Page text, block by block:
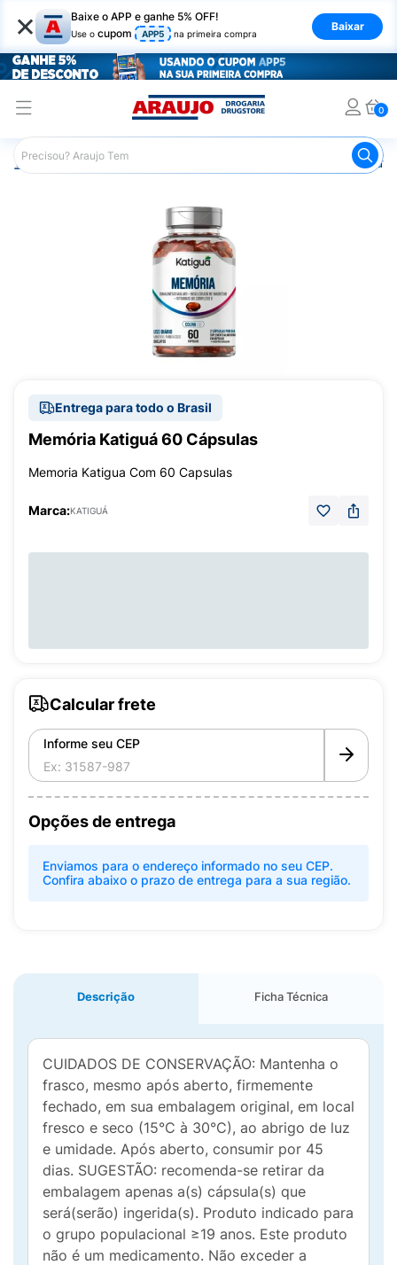
× Baixe o APP e ganhe 5% OFF!
Use o cupom APP5 na primeira compra
Baixar
0
Araujo Saúde e Bem Estar
Entrega para todo o Brasil
Memória Katiguá 60 Cápsulas
Memoria Katigua Com 60 Capsulas
Marca:KATIGUÁ
Calcular frete
Informe seu CEP
Opções de entrega
Enviamos para o endereço informado no seu CEP.
Confira abaixo o prazo de entrega para a sua região.
Descrição Ficha Técnica
CUIDADOS DE CONSERVAÇÃO: Mantenha o
frasco, mesmo após aberto, firmemente
fechado, em sua embalagem original, em local
fresco e seco (15°C à 30°C), ao abrigo de luz
e umidade. Após aberto, consumir por 45
dias. SUGESTÃO: recomenda-se retirar da
embalagem apenas a(s) cápsula(s) que
será(serão) ingerida(s). Produto indicado para
o grupo populacional ≥19 anos. Este produto
não é um medicamento. Não exceder a